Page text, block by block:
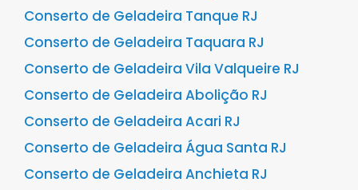
Conserto de Geladeira Tanque RJ
Conserto de Geladeira Taquara RJ
Conserto de Geladeira Vila Valqueire RJ
Conserto de Geladeira Abolição RJ
Conserto de Geladeira Acari RJ
Conserto de Geladeira Água Santa RJ
Conserto de Geladeira Anchieta RJ